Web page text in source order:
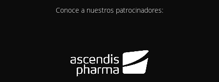
Conoce a nuestros patrocinadores: